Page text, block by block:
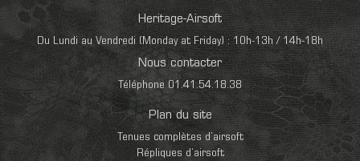
Heritage-Airsoft
Du Lundi au Vendredi (Monday at Friday) : 10h-13h / 14h-18h
Nous contacter
Téléphone 01.41.54.18.38
Plan du site
Tenues complètes d’airsoft
Répliques d’airsoft